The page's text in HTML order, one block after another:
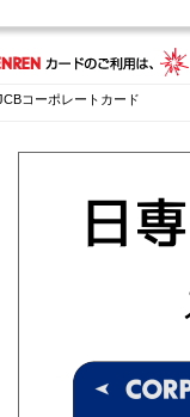
コーポレートカード